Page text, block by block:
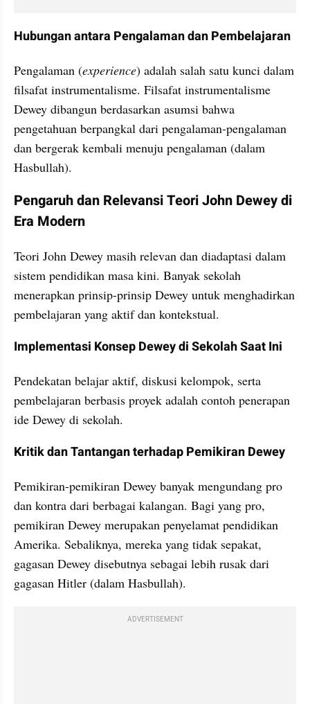
Hubungan antara Pengalaman dan Pembelajaran
Pengalaman (experience) adalah salah satu kunci dalam
filsafat instrumentalisme. Filsafat instrumentalisme
Dewey dibangun berdasarkan asumsi bahwa
pengetahuan berpangkal dari pengalaman-pengalaman
dan bergerak kembali menuju pengalaman (dalam
Hasbullah).
Pengaruh dan Relevansi Teori John Dewey di
Era Modern
Teori John Dewey masih relevan dan diadaptasi dalam
sistem pendidikan masa kini. Banyak sekolah
menerapkan prinsip-prinsip Dewey untuk menghadirkan
pembelajaran yang aktif dan kontekstual.
Implementasi Konsep Dewey di Sekolah Saat Ini
Pendekatan belajar aktif, diskusi kelompok, serta
pembelajaran berbasis proyek adalah contoh penerapan
ide Dewey di sekolah.
Kritik dan Tantangan terhadap Pemikiran Dewey
Pemikiran-pemikiran Dewey banyak mengundang pro
dan kontra dari berbagai kalangan. Bagi yang pro,
pemikiran Dewey merupakan penyelamat pendidikan
Amerika. Sebaliknya, mereka yang tidak sepakat,
gagasan Dewey disebutnya sebagai lebih rusak dari
gagasan Hitler (dalam Hasbullah).
ADVERTISEMENT